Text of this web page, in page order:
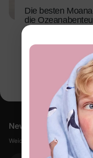
Die besten
die
Newsletter
Weiche Sachen, kleine